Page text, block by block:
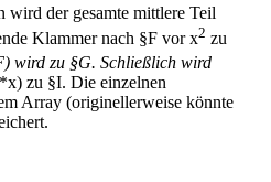
wird der gesamte mittlere Teil
Klammer nach §F vor x2 zu
wird zu §G. Schließlich wird
zu §I. Die einzelnen
Array (originellerweise könnte